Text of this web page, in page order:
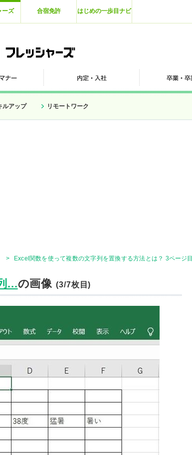
ーズ 合宿免許 はじめの一歩目ナビ
ルアップ リモートワーク
> Excel関数を使って複数の文字列を置換する方法とは？ 3ページ目
...の画像(3/7枚目)